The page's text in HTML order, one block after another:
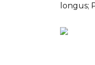
longus;